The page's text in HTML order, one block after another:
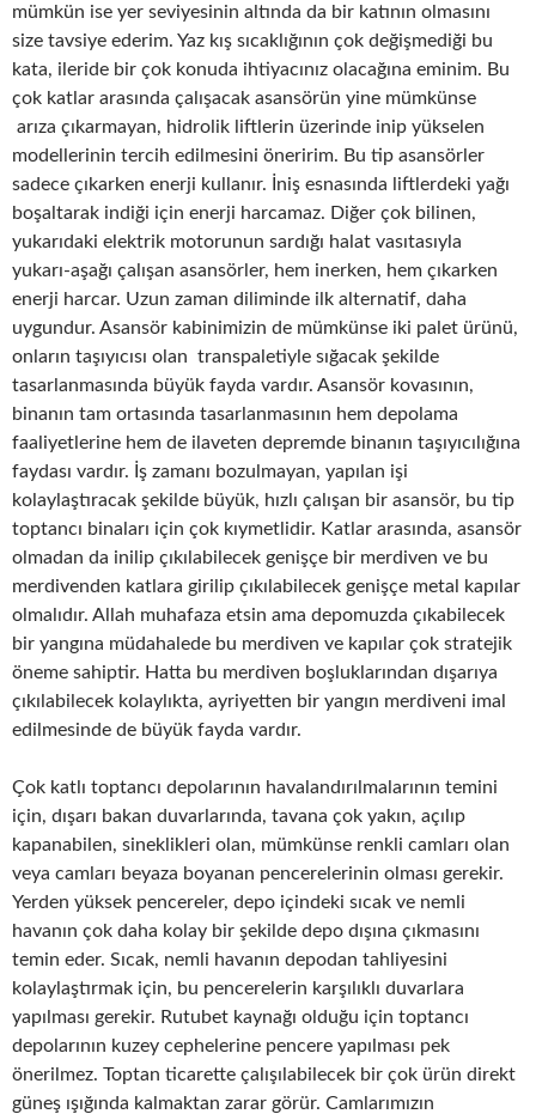
mümkün ise yer seviyesinin altında da bir katının olmasını
size tavsiye ederim. Yaz kış sıcaklığının çok değişmediği bu
kata, ileride bir çok konuda ihtiyacınız olacağına eminim. Bu
çok katlar arasında çalışacak asansörün yine mümkünse
arıza çıkarmayan, hidrolik liftlerin üzerinde inip yükselen
modellerinin tercih edilmesini öneririm. Bu tip asansörler
sadece çıkarken enerji kullanır. İniş esnasında liftlerdeki yağı
boşaltarak indiği için enerji harcamaz. Diğer çok bilinen,
yukarıdaki elektrik motorunun sardığı halat vasıtasıyla
yukarı-aşağı çalışan asansörler, hem inerken, hem çıkarken
enerji harcar. Uzun zaman diliminde ilk alternatif, daha
uygundur. Asansör kabinimizin de mümkünse iki palet ürünü,
onların taşıyıcısı olan transpaletiyle sığacak şekilde
tasarlanmasında büyük fayda vardır. Asansör kovasının,
binanın tam ortasında tasarlanmasının hem depolama
faaliyetlerine hem de ilaveten depremde binanın taşıyıcılığına
faydası vardır. İş zamanı bozulmayan, yapılan işi
kolaylaştıracak şekilde büyük, hızlı çalışan bir asansör, bu tip
toptancı binaları için çok kıymetlidir. Katlar arasında, asansör
olmadan da inilip çıkılabilecek genişçe bir merdiven ve bu
merdivenden katlara girilip çıkılabilecek genişçe metal kapılar
olmalıdır. Allah muhafaza etsin ama depomuzda çıkabilecek
bir yangına müdahalede bu merdiven ve kapılar çok stratejik
öneme sahiptir. Hatta bu merdiven boşluklarından dışarıya
çıkılabilecek kolaylıkta, ayriyetten bir yangın merdiveni imal
edilmesinde de büyük fayda vardır.
Çok katlı toptancı depolarının havalandırılmalarının temini
için, dışarı bakan duvarlarında, tavana çok yakın, açılıp
kapanabilen, sineklikleri olan, mümkünse renkli camları olan
veya camları beyaza boyanan pencerelerinin olması gerekir.
Yerden yüksek pencereler, depo içindeki sıcak ve nemli
havanın çok daha kolay bir şekilde depo dışına çıkmasını
temin eder. Sıcak, nemli havanın depodan tahliyesini
kolaylaştırmak için, bu pencerelerin karşılıklı duvarlara
yapılması gerekir. Rutubet kaynağı olduğu için toptancı
depolarının kuzey cephelerine pencere yapılması pek
önerilmez. Toptan ticarette çalışılabilecek bir çok ürün direkt
güneş ışığında kalmaktan zarar görür. Camlarımızın